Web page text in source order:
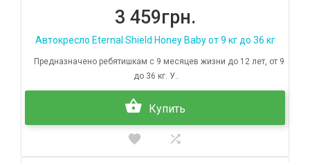
3 459грн.
Автокресло Eternal Shield Honey Baby от 9 кг до 36 кг
Предназначено ребятишкам с 9 месяцев жизни до 12 лет, от 9
до 36 кг. У..
Купить